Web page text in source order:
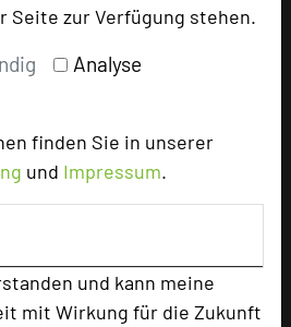
Seite zur Verfügung stehen.
Analyse
finden Sie in unserer
und Impressum.
und kann meine
mit Wirkung für die Zukunft
(Personen)
110
8